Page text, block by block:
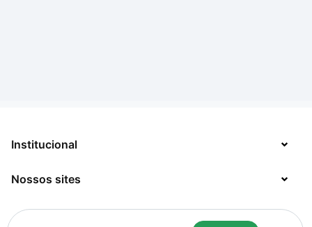
Institucional
Sobre
Contato
Nossos sites
TecMundo